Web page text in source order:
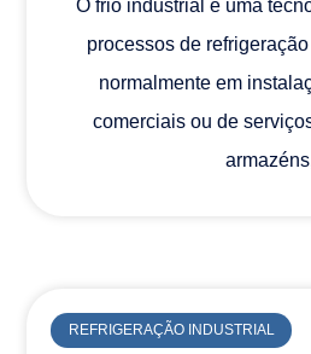
O frio industrial é uma
processos de
normalmente em
comerciais ou de
REFRIGERAÇÃO INDUSTRIAL